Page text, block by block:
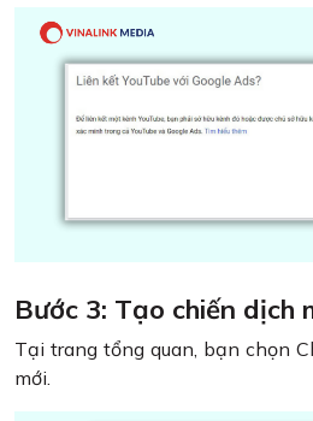
Bước 3: Tạo chiến dịch
Tại trang tổng quan, bạn chọn
mới.